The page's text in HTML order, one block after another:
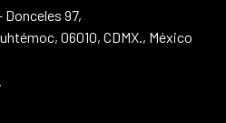
Donceles 97,
06010, CDMX., México